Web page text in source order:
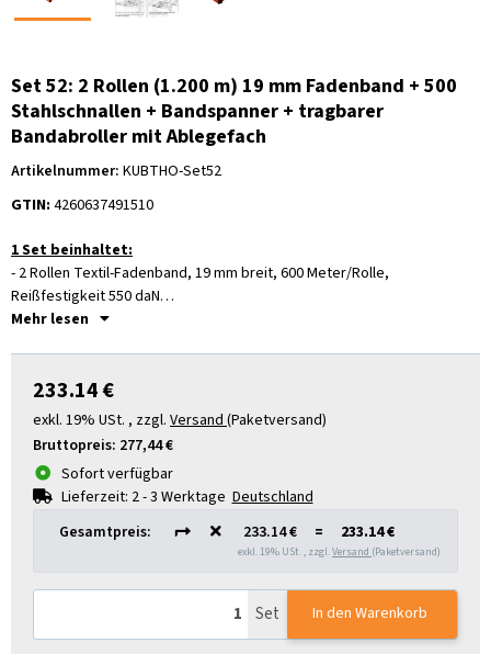
Set 52: 2 Rollen (1.200 m) 19 mm Fadenband + 500
Stahlschnallen + Bandspanner + tragbarer
Bandabroller mit Ablegefach
Artikelnummer: KUBTHO-Set52
GTIN: 4260637491510
1 Set beinhaltet:
- 2 Rollen Textil-Fadenband, 19 mm breit, 600 Meter/Rolle,
Reißfestigkeit 550 daN
- 500 Stahlschnallen / Verschlußschnallen, 19 mm
Mehr lesen
Sofort verfügbar
Lieferzeit: 2 - 3 Werktage Deutschland
Gesamtpreis:
233.14 € = 233.14 €
exkl. 19% USt. , zzgl.Versand (Paketversand)
Set In den Warenkorb
233.14 €
exkl. 19% USt. , zzgl. Versand (Paketversand)
Bruttopreis: 277,44 €